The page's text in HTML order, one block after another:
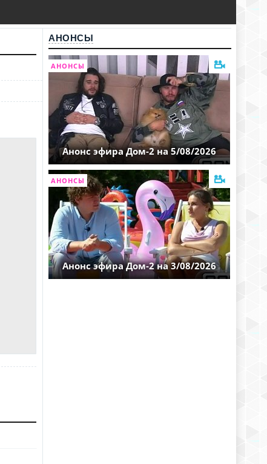
АНОНСЫ
АНОНСЫ
Анонс эфира Дом-2 на 5/08/2026
АНОНСЫ
Анонс эфира Дом-2 на 3/08/2026